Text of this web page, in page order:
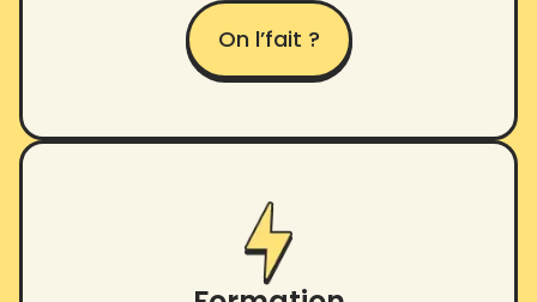
On l’fait ?